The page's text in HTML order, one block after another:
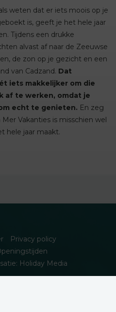
weten dat er iets moois op je
is, geeft je het hele jaar
Tijdens een drukke
alvast af naar de Zeeuwse
de zon op je gezicht en een
van Cadzand. Dat
iets makkelijker om die
af te werken, omdat je
echt te genieten. En zeg
Vakanties is misschien wel
hele jaar maakt.
Privacy policy
Holiday Media